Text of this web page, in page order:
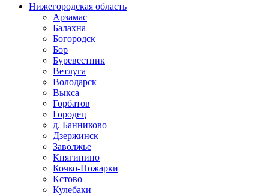
Нижегородская область
Арзамас
Балахна
Богородск
Бор
Буревестник
Ветлуга
Володарск
Выкса
Горбатов
Городец
д. Банниково
Дзержинск
Заволжье
Княгинино
Кочко-Пожарки
Кстово
Кулебаки